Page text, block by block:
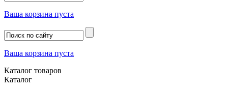
Ваша корзина пуста
Ваша корзина пуста
Каталог товаров
Каталог